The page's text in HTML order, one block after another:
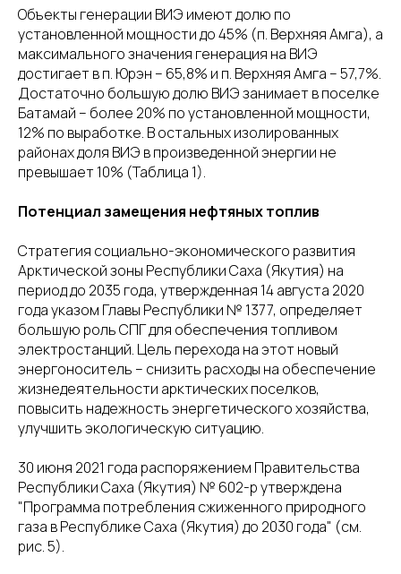
Объекты генерации ВИЭ имеют долю по
установленной мощности до 45% (п. Верхняя Амга), а
максимального значения генерация на ВИЭ
достигает в п. Юрэн – 65,8% и п. Верхняя Амга – 57,7%.
Достаточно большую долю ВИЭ занимает в поселке
Батамай – более 20% по установленной мощности,
12% по выработке. В остальных изолированных
районах доля ВИЭ в произведенной энергии не
превышает 10% (Таблица 1).
Потенциал замещения нефтяных топлив
Стратегия социально-экономического развития
Арктической зоны Республики Саха (Якутия) на
период до 2035 года, утвержденная 14 августа 2020
года указом Главы Республики № 1377, определяет
большую роль СПГ для обеспечения топливом
электростанций. Цель перехода на этот новый
энергоноситель – снизить расходы на обеспечение
жизнедеятельности арктических поселков,
повысить надежность энергетического хозяйства,
улучшить экологическую ситуацию.
30 июня 2021 года распоряжением Правительства
Республики Саха (Якутия) № 602-р утверждена
"Программа потребления сжиженного природного
газа в Республике Саха (Якутия) до 2030 года" (см.
рис. 5).